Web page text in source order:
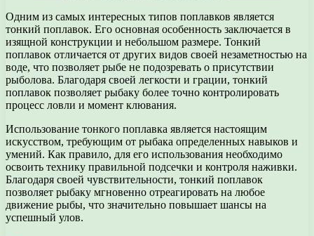
Одним из самых интересных типов поплавков является
тонкий поплавок. Его основная особенность заключается в
изящной конструкции и небольшом размере. Тонкий
поплавок отличается от других видов своей незаметностью на
воде, что позволяет рыбе не подозревать о присутствии
рыболова. Благодаря своей легкости и грации, тонкий
поплавок позволяет рыбаку более точно контролировать
процесс ловли и момент клювания.
Использование тонкого поплавка является настоящим
искусством, требующим от рыбака определенных навыков и
умений. Как правило, для его использования необходимо
освоить технику правильной подсечки и контроля наживки.
Благодаря своей чувствительности, тонкий поплавок
позволяет рыбаку мгновенно отреагировать на любое
движение рыбы, что значительно повышает шансы на
успешный улов.